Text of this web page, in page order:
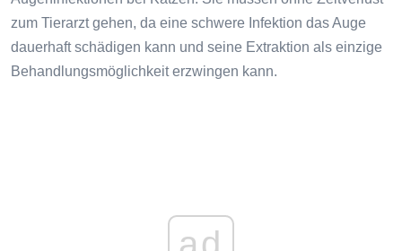
zum Tierarzt gehen, da eine schwere Infektion das Auge
dauerhaft schädigen kann und seine Extraktion als einzige
Behandlungsmöglichkeit erzwingen kann.